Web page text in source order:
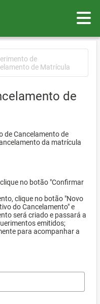
de
de Matrícula
de
de Cancelamento de
da matrícula
no botão "Confirmar
clique no botão "Novo
do Cancelamento" e
será criado e passará a
emitidos;
para acompanhar a